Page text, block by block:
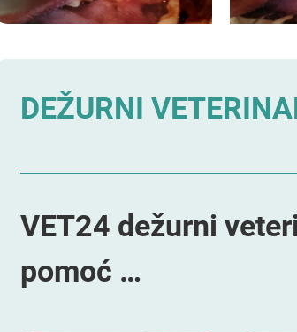
DEŽURNI
VET24 dežurni
pomoć …